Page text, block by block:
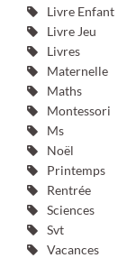
Livre Enfant
Livre Jeu
Livres
Maternelle
Maths
Montessori
Ms
Noël
Printemps
Rentrée
Sciences
Svt
Vacances